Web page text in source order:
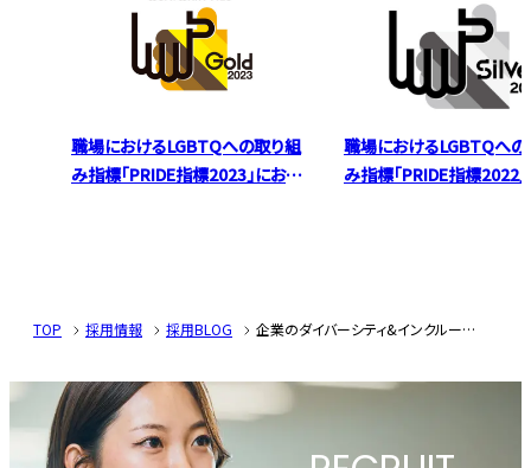
職場におけるLGBTQへの取り組
み指標「PRIDE指標2023」におい
職場におけるLGBTQへの
み指標「PRIDE指標2022
TOP 採用情報 採用BLOG 企業のダイバーシティ&インクルージョンを評価する認定制度「D&I Award」で、エージェントが「べストワークプレイス」に認定されました